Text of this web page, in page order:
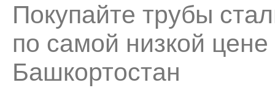
Покупайте трубы
по самой низкой
Башкортостан